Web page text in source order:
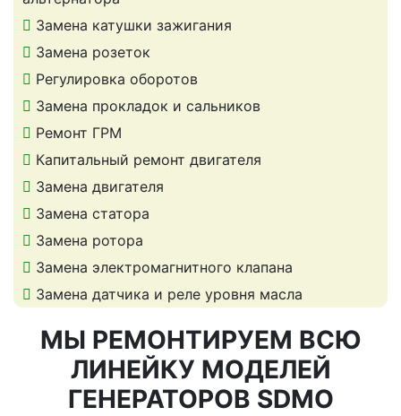
Замена катушки зажигания
Замена розеток
Регулировка оборотов
Замена прокладок и сальников
Ремонт ГРМ
Капитальный ремонт двигателя
Замена двигателя
Замена статора
Замена ротора
Замена электромагнитного клапана
Замена датчика и реле уровня масла
МЫ РЕМОНТИРУЕМ ВСЮ
ЛИНЕЙКУ МОДЕЛЕЙ
ГЕНЕРАТОРОВ SDMO